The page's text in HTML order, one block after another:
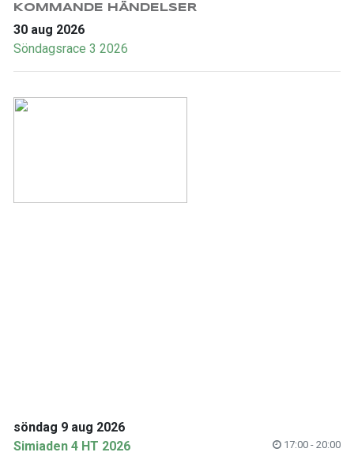
KOMMANDE HÄNDELSER
30 aug 2026
Söndagsrace 3 2026
söndag 9 aug 2026
Simiaden 4 HT 2026
17:00 - 20:00